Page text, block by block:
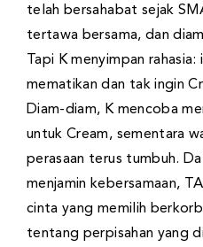
telah bersahabat sejak
tertawa bersama, dan
Tapi K menyimpan
mematikan dan tak ingin
Diam-diam, K mencoba
untuk Cream, sementara
perasaan terus tumbuh.
menjamin kebersamaan,
cinta yang memilih
tentang perpisahan yang